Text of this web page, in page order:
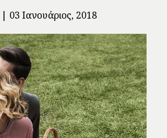
03 Ιανουάριος, 2018